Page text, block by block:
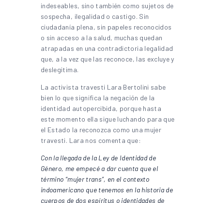
indeseables, sino también como sujetos de
sospecha, ilegalidad o castigo. Sin
ciudadanía plena, sin papeles reconocidos
o sin acceso a la salud, muchas quedan
atrapadas en una contradictoria legalidad
que, a la vez que las reconoce, las excluye y
deslegitima.
La activista travesti Lara Bertolini sabe
bien lo que significa la negación de la
identidad autopercibida, porque hasta
este momento ella sigue luchando para que
el Estado la reconozca como una mujer
travesti. Lara nos comenta que:
Con la llegada de la Ley de Identidad de
Género, me empecé a dar cuenta que el
término “mujer trans”, en el contexto
indoamericano que tenemos en la historia de
cuerpos de dos espíritus o identidades de